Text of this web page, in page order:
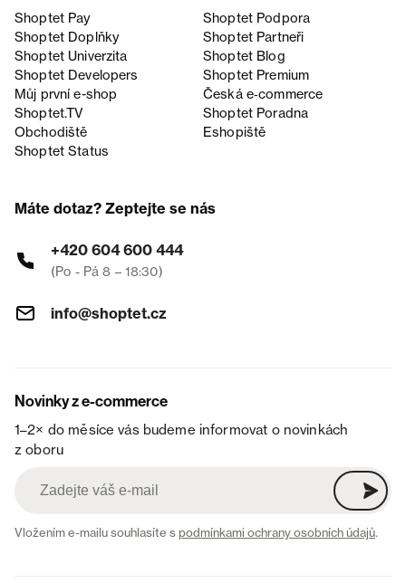
Shoptet Pay
Shoptet Podpora
Shoptet Doplňky
Shoptet Partneři
Shoptet Univerzita
Shoptet Blog
Shoptet Developers
Shoptet Premium
Můj první e-shop
Česká e‑commerce
Shoptet.TV
Shoptet Poradna
Obchodiště
Eshopiště
Shoptet Status
Máte dotaz? Zeptejte se nás
+420 604 600 444
(Po - Pá 8 – 18:30)
info@shoptet.cz
Novinky z e-commerce
1–2× do měsíce vás budeme informovat o novinkách
z oboru
Vložením e-mailu souhlasíte spodmínkami ochrany osobních údajů.